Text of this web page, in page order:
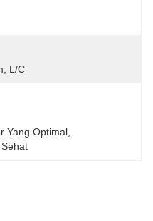
L/C
Yang Optimal